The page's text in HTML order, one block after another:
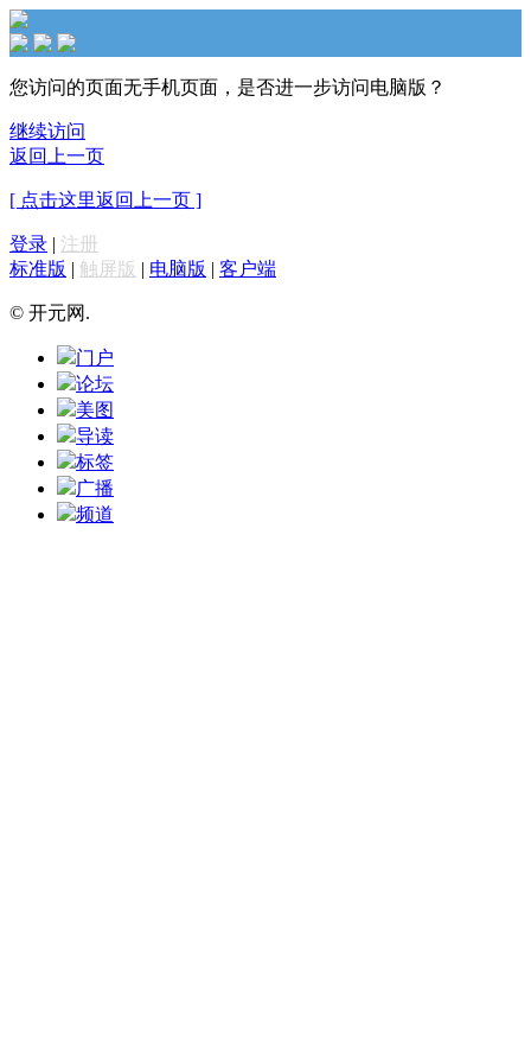
您访问的页面无手机页面，是否进一步访问电脑版？
继续访问
返回上一页
[ 点击这里返回上一页 ]
登录 | 注册
标准版 | 触屏版 | 电脑版 | 客户端
© 开元网.
门户
论坛
美图
导读
标签
广播
频道